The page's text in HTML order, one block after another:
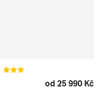
od 25 990 Kč